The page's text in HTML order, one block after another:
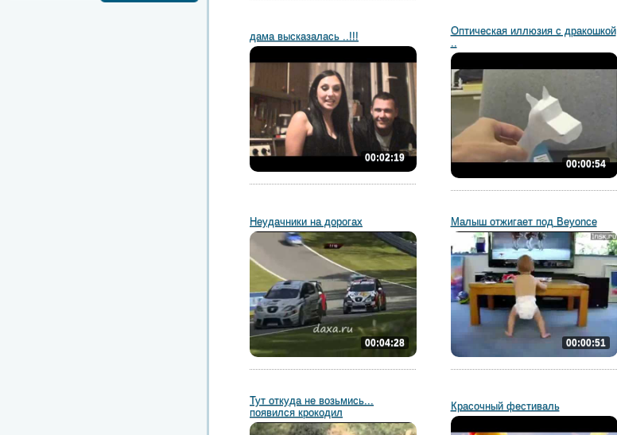
дама высказалась ..!!!
00:02:19
Оптическая иллюзия с дракошкой
..
00:00:54
Неудачники на дорогах
00:04:28
Малыш отжигает под Beyonce
00:00:51
Тут откуда не возьмись...
появился крокодил
Красочный фестиваль